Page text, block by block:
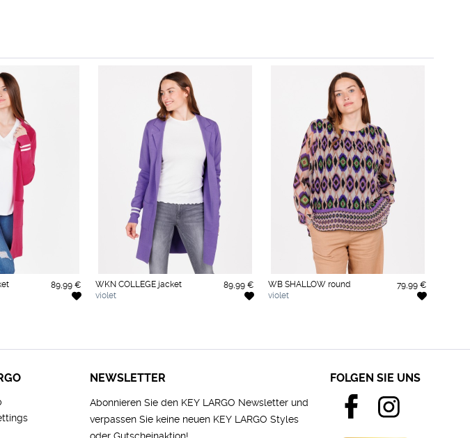
89,99 €
WKN COLLEGE jacket
violet
89,99 €
WB SHALLOW round
violet
79,99 €
NEWSLETTER
Abonnieren Sie den KEY LARGO Newsletter und
verpassen Sie keine neuen KEY LARGO Styles
FOLGEN SIE UNS